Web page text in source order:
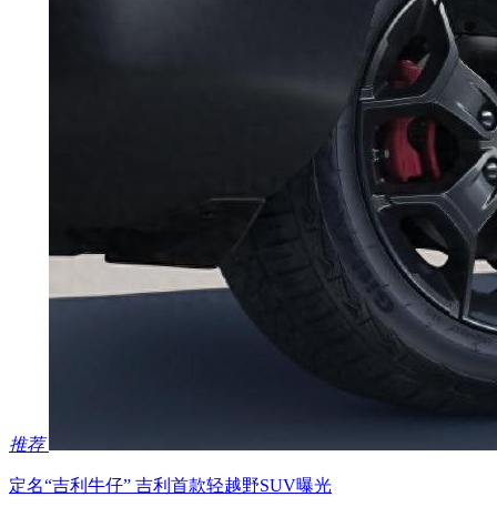
推荐
定名“吉利牛仔” 吉利首款轻越野SUV曝光